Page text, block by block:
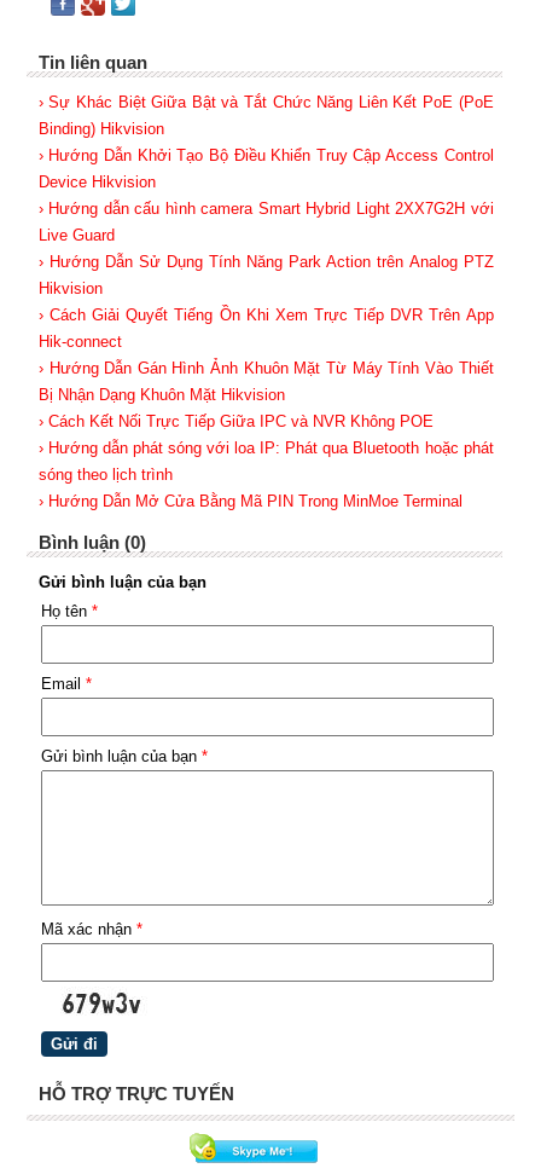
Tin liên quan
› Sự Khác Biệt Giữa Bật và Tắt Chức Năng Liên Kết PoE (PoE
Binding) Hikvision
› Hướng Dẫn Khởi Tạo Bộ Điều Khiển Truy Cập Access Control
Device Hikvision
› Hướng dẫn cấu hình camera Smart Hybrid Light 2XX7G2H với
Live Guard
› Hướng Dẫn Sử Dụng Tính Năng Park Action trên Analog PTZ
Hikvision
› Cách Giải Quyết Tiếng Ồn Khi Xem Trực Tiếp DVR Trên App
Hik-connect
› Hướng Dẫn Gán Hình Ảnh Khuôn Mặt Từ Máy Tính Vào Thiết
Bị Nhận Dạng Khuôn Mặt Hikvision
› Cách Kết Nối Trực Tiếp Giữa IPC và NVR Không POE
› Hướng dẫn phát sóng với loa IP: Phát qua Bluetooth hoặc phát
sóng theo lịch trình
› Hướng Dẫn Mở Cửa Bằng Mã PIN Trong MinMoe Terminal
Bình luận (0)
Gửi bình luận của bạn
Họ tên *
Email *
Gửi bình luận của bạn *
Mã xác nhận *
HỖ TRỢ TRỰC TUYẾN